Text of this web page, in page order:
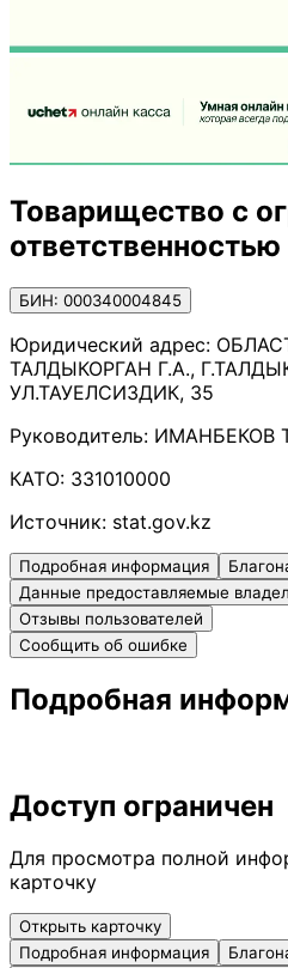
Товарищество с
БИН: 000340004845
Юридический адрес:
ТАЛДЫКОРГАН Г.А.,
УЛ.ТАУЕЛСИЗДИК, 35
Руководитель: ИМАНБЕКОВ
КАТО: 331010000
Источник: stat.gov.kz
Подробная информация
Данные предоставляемые
Отзывы пользователей
Сообщить об ошибке
Подробная
Доступ ограничен
Для просмотра полной
карточку
Открыть карточку
Подробная информация